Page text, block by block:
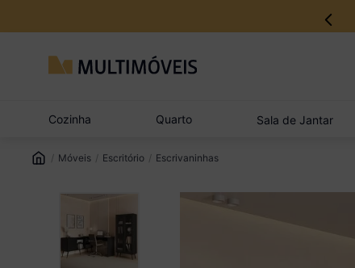
Cozinha Quarto Sala de Jantar
Móveis Escritório Escrivaninhas